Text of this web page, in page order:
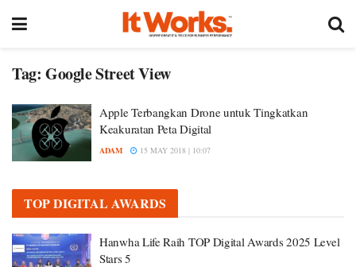
Tag: Google Street View
Apple Terbangkan Drone untuk Tingkatkan
Keakuratan Peta Digital
ADAM 15 MAY 2018 | 10:07
TOP DIGITAL AWARDS
Hanwha Life Raih TOP Digital Awards 2025 Level
Stars 5